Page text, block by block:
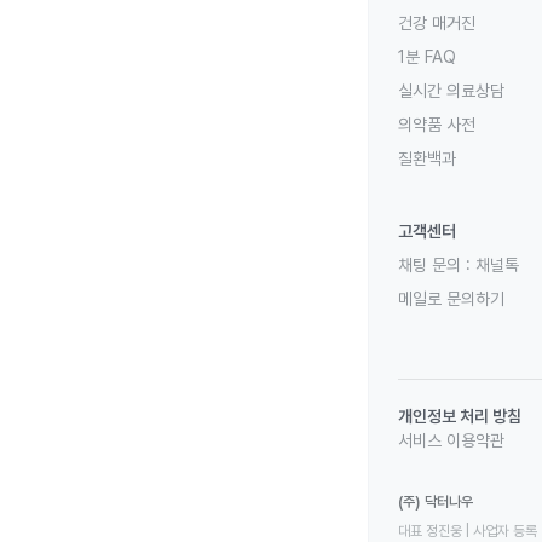
건강 매거진
1분 FAQ
실시간 의료상담
의약품 사전
질환백과
고객센터
채팅 문의 : 채널톡
메일로 문의하기
개인정보 처리 방침
서비스 이용약관
(주) 닥터나우
대표 정진웅 | 사업자